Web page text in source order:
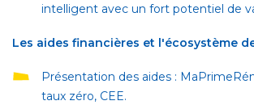
intelligent avec un fort potentiel de
Les aides financières et l'écosystème
Présentation des aides :
taux zéro, CEE.